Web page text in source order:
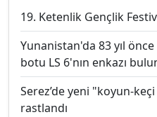
19. Ketenlik Gençlik
Yunanistan'da 83 yıl
botu LS 6'nın enkazı
Serez’de yeni "koyun-
rastlandı